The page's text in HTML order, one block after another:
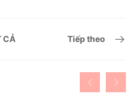
CẢ Tiếp theo